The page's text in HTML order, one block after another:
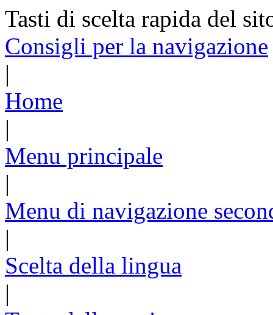
Tasti di scelta rapida del
Consigli per la navigazione
|
Home
|
Menu principale
|
Menu di navigazione
|
Scelta della lingua
|